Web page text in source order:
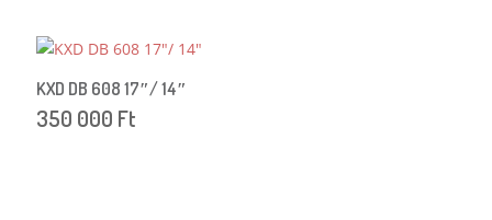
KXD DB 608 17″/ 14″
350 000 Ft